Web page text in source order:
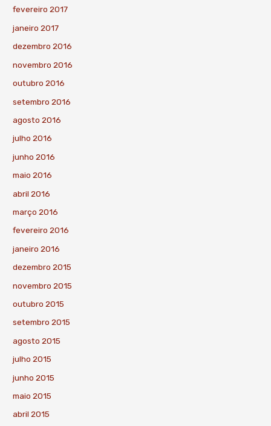
fevereiro 2017
janeiro 2017
dezembro 2016
novembro 2016
outubro 2016
setembro 2016
agosto 2016
julho 2016
junho 2016
maio 2016
abril 2016
março 2016
fevereiro 2016
janeiro 2016
dezembro 2015
novembro 2015
outubro 2015
setembro 2015
agosto 2015
julho 2015
junho 2015
maio 2015
abril 2015